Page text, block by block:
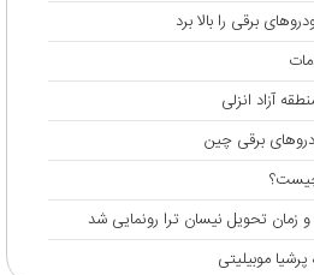
برقی را بالا برد
آزاد انزلی
و زمان تحویل نیسان ترا رونمایی شد
موبیلیتی